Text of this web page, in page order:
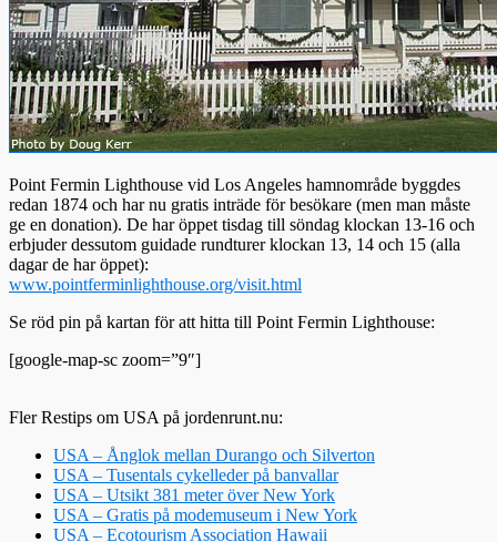
Point Fermin Lighthouse vid Los Angeles hamnområde byggdes
redan 1874 och har nu gratis inträde för besökare (men man måste
ge en donation). De har öppet tisdag till söndag klockan 13-16 och
erbjuder dessutom guidade rundturer klockan 13, 14 och 15 (alla
dagar de har öppet):
www.pointferminlighthouse.org/visit.html
Se röd pin på kartan för att hitta till Point Fermin Lighthouse:
[google-map-sc zoom=”9″]
Fler Restips om USA på jordenrunt.nu:
USA – Ånglok mellan Durango och Silverton
USA – Tusentals cykelleder på banvallar
USA – Utsikt 381 meter över New York
USA – Gratis på modemuseum i New York
USA – Ecotourism Association Hawaii